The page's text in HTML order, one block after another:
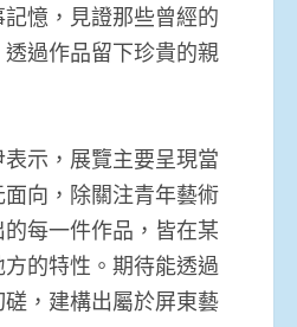
憶，見證那些曾經的
過作品留下珍貴的親
示，展覽主要呈現當
向，除關注青年藝術
每一件作品，皆在某
的特性。期待能透過
，建構出屬於屏東藝